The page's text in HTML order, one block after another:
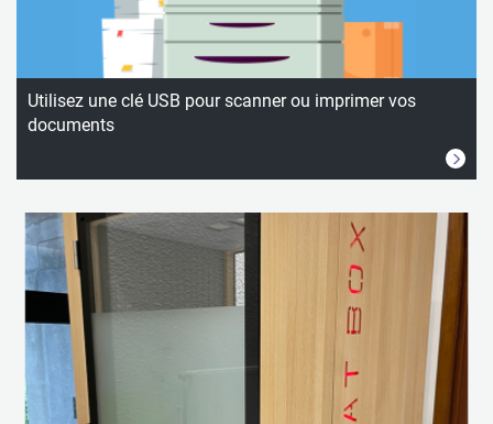
Utilisez une clé USB pour scanner ou imprimer vos
documents